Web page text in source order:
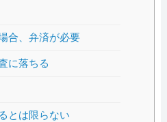
合、弁済が必要
に落ちる
とは限らない